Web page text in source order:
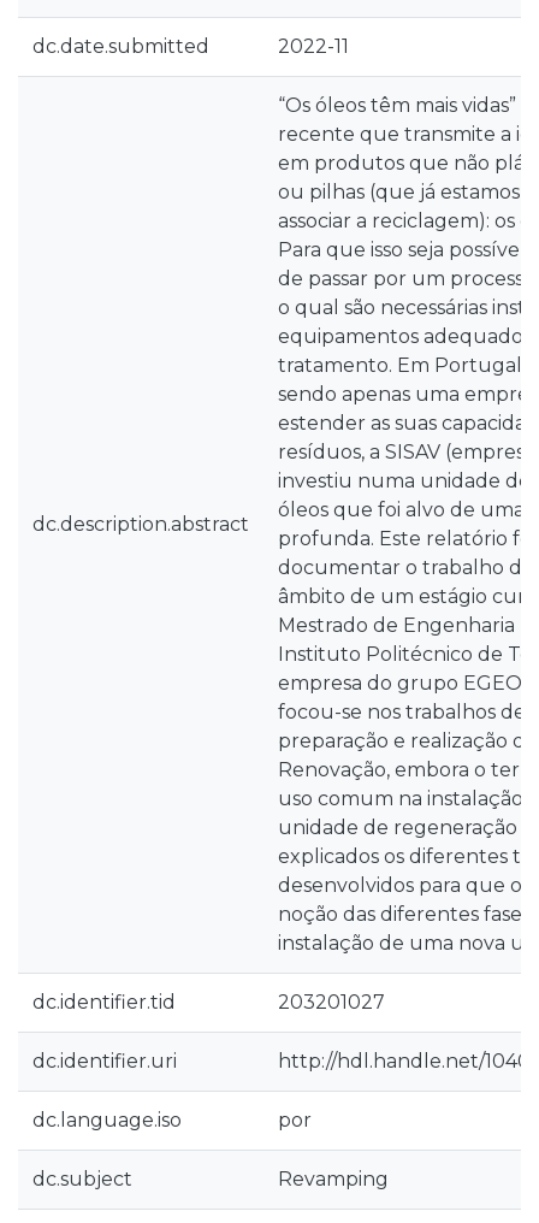
dc.date.submitted 2022-11
dc.description.abstract
“Os óleos têm mais vidas”
recente que transmite a
em produtos que não
ou pilhas (que já estamos
associar a reciclagem): os
Para que isso seja
de passar por um
o qual são necessárias
equipamentos adequados
tratamento. Em Portugal
sendo apenas uma
estender as suas
resíduos, a SISAV
investiu numa unidade de
óleos que foi alvo de uma
profunda. Este relatório
documentar o trabalho
âmbito de um estágio
Mestrado de Engenharia
Instituto Politécnico de
empresa do grupo EGEO –
focou-se nos trabalhos
preparação e realização
Renovação, embora o
uso comum na instalação
unidade de regeneração
explicados os diferentes
desenvolvidos para que o
noção das diferentes
instalação de uma nova
dc.identifier.tid 203201027
dc.identifier.uri http://hdl.handle.net/
dc.language.iso por
dc.subject Revamping